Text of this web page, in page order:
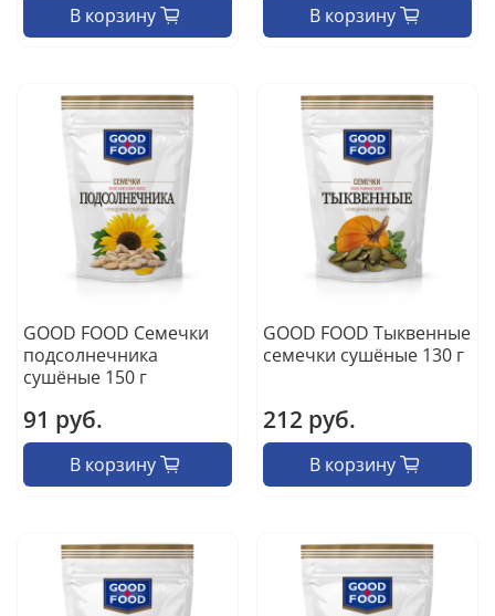
В корзину В корзину
GOOD FOOD Семечки
подсолнечника
сушёные 150 г
91 руб.
В корзину
GOOD FOOD Тыквенные
семечки сушёные 130 г
212 руб.
В корзину